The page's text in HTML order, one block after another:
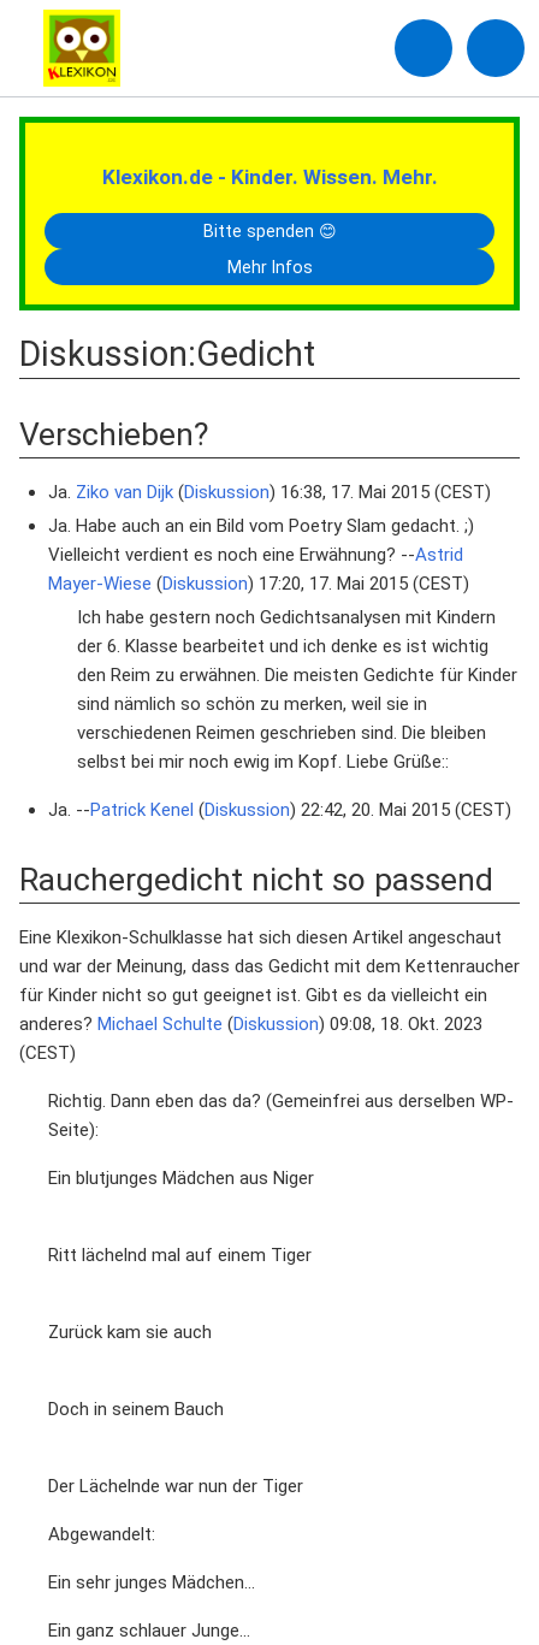
Klexikon.de - Kinder. Wissen. Mehr.
Bitte spenden 😊
Mehr Infos
Diskussion:Gedicht
Verschieben?
Ja. Ziko van Dijk (Diskussion) 16:38, 17. Mai 2015 (CEST)
Ja. Habe auch an ein Bild vom Poetry Slam gedacht. ;)
Vielleicht verdient es noch eine Erwähnung? --Astrid
Mayer-Wiese (Diskussion) 17:20, 17. Mai 2015 (CEST)
Ich habe gestern noch Gedichtsanalysen mit Kindern
der 6. Klasse bearbeitet und ich denke es ist wichtig
den Reim zu erwähnen. Die meisten Gedichte für Kinder
sind nämlich so schön zu merken, weil sie in
verschiedenen Reimen geschrieben sind. Die bleiben
selbst bei mir noch ewig im Kopf. Liebe Grüße::
Ja. --Patrick Kenel (Diskussion) 22:42, 20. Mai 2015 (CEST)
Rauchergedicht nicht so passend
Eine Klexikon-Schulklasse hat sich diesen Artikel angeschaut
und war der Meinung, dass das Gedicht mit dem Kettenraucher
für Kinder nicht so gut geeignet ist. Gibt es da vielleicht ein
anderes? Michael Schulte (Diskussion) 09:08, 18. Okt. 2023
(CEST)
Richtig. Dann eben das da? (Gemeinfrei aus derselben WP-
Seite):
Ein blutjunges Mädchen aus Niger
Ritt lächelnd mal auf einem Tiger
Zurück kam sie auch
Doch in seinem Bauch
Der Lächelnde war nun der Tiger
Abgewandelt:
Ein sehr junges Mädchen...
Ein ganz schlauer Junge...